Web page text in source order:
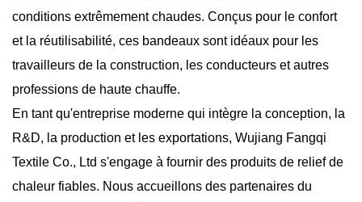
conditions extrêmement chaudes. Conçus pour le confort
et la réutilisabilité, ces bandeaux sont idéaux pour les
travailleurs de la construction, les conducteurs et autres
professions de haute chauffe.
En tant qu'entreprise moderne qui intègre la conception, la
R&D, la production et les exportations, Wujiang Fangqi
Textile Co., Ltd s'engage à fournir des produits de relief de
chaleur fiables. Nous accueillons des partenaires du